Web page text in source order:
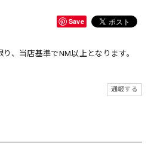
Save
、当店基準でNM以上となります。
通報する